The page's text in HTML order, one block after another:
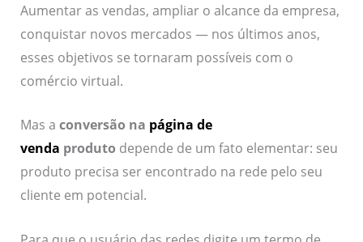
Aumentar as vendas, ampliar o alcance da empresa,
conquistar novos mercados — nos últimos anos,
esses objetivos se tornaram possíveis com o
comércio virtual.
Mas a conversão na página de
venda produto depende de um fato elementar: seu
produto precisa ser encontrado na rede pelo seu
cliente em potencial.